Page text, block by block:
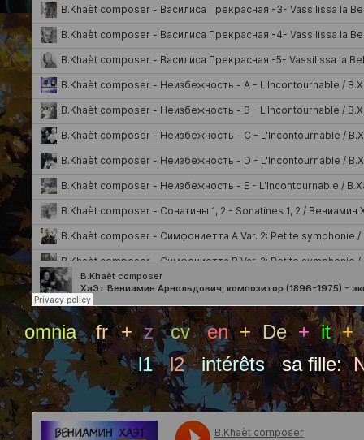
omnia fr + z cv en + De + it +
l1
l2 intérêts sa fille: